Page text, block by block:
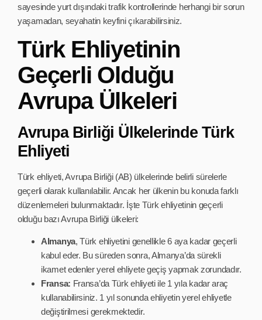
sayesinde yurt dışındaki trafik kontrollerinde herhangi bir sorun
yaşamadan, seyahatin keyfini çıkarabilirsiniz.
Türk Ehliyetinin
Geçerli Olduğu
Avrupa Ülkeleri
Avrupa Birliği Ülkelerinde Türk
Ehliyeti
Türk ehliyeti, Avrupa Birliği (AB) ülkelerinde belirli sürelerle
geçerli olarak kullanılabilir. Ancak her ülkenin bu konuda farklı
düzenlemeleri bulunmaktadır. İşte Türk ehliyetinin geçerli
olduğu bazı Avrupa Birliği ülkeleri:
Almanya, Türk ehliyetini genellikle 6 aya kadar geçerli
kabul eder. Bu süreden sonra, Almanya’da sürekli
ikamet edenler yerel ehliyete geçiş yapmak zorundadır.
Fransa: Fransa’da Türk ehliyeti ile 1 yıla kadar araç
kullanabilirsiniz. 1 yıl sonunda ehliyetin yerel ehliyetle
değiştirilmesi gerekmektedir.